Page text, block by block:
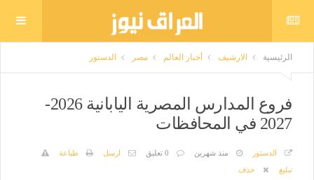
الرئيسية الارشيف أخبار العالم مصر الدستور
فروع المدارس المصرية اليابانية 2026-
2027 في المحافظات
الدستور منذ شهرين 0 تعليق ارسل
طباعة
تبليغ
حذف